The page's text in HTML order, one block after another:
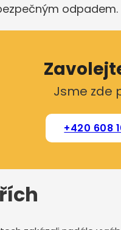
odpadem.
Jsme zde
+420 608